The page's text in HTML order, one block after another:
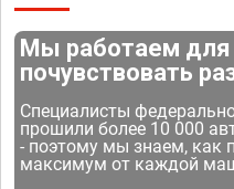
Мы работаем для
почувствовать
Специалисты
прошили более 10 000
- поэтому мы знаем, как
максимум от каждой